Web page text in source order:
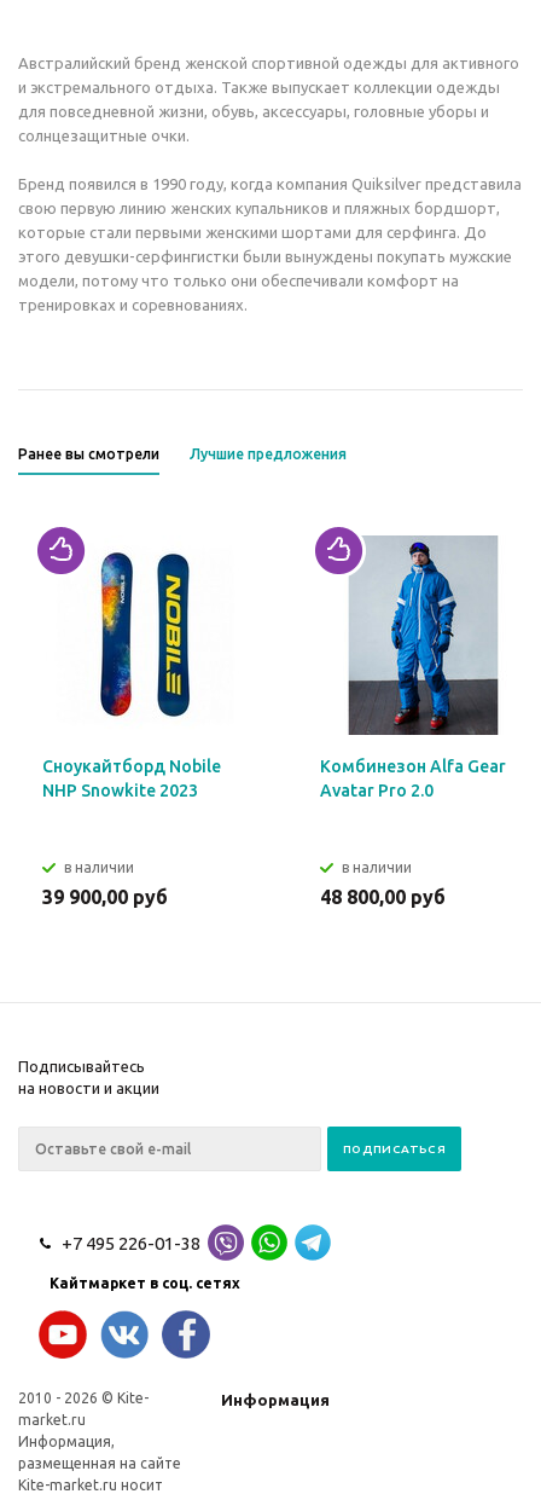
Австралийский бренд женской спортивной одежды для активного
и экстремального отдыха. Также выпускает коллекции одежды
для повседневной жизни, обувь, аксессуары, головные уборы и
солнцезащитные очки.
Бренд появился в 1990 году, когда компания Quiksilver представила
свою первую линию женских купальников и пляжных бордшорт,
которые стали первыми женскими шортами для серфинга. До
этого девушки-серфингистки были вынуждены покупать мужские
модели, потому что только они обеспечивали комфорт на
тренировках и соревнованиях.
Ранее вы смотрели Лучшие предложения
Сноукайтборд Nobile
NHP Snowkite 2023
в наличии
39 900,00 руб
Комбинезон Alfa Gear
Avatar Pro 2.0
в наличии
48 800,00 руб
Подписывайтесь
на новости и акции
+7 495 226-01-38
Кайтмаркет в соц. сетях
2010 - 2026 © Kite-
market.ru
Информация,
размещенная на сайте
Kite-market.ru носит
Информация